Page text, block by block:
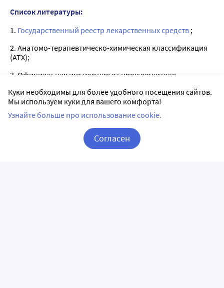
Список литературы:
1. Государственный реестр лекарственных средств ;
2. Анатомо-терапевтическо-химическая классификация
(ATX);
3. Официальная инструкция от производителя.
Аналоги Неттацин в Воронеже
Куки необходимы для более удобного посещения сайтов.
Мы используем куки для вашего комфорта!
Узнайте больше про использование cookie.
Согласен